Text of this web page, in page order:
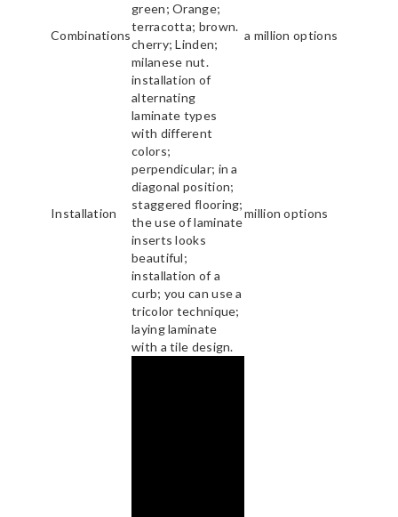
Combinations
green; Orange;
terracotta; brown.
cherry; Linden;
milanese nut.
a million options
Installation
installation of
alternating
laminate types
with different
colors;
perpendicular; in a
diagonal position;
staggered flooring;
the use of laminate
inserts looks
beautiful;
installation of a
curb; you can use a
tricolor technique;
laying laminate
with a tile design.
million options